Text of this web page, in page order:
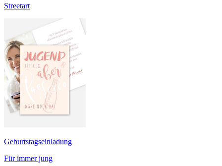
Streetart
Geburtstagseinladung
Für immer jung